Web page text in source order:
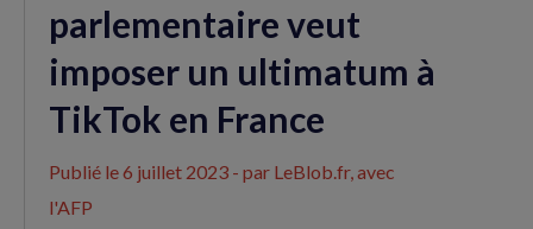
parlementaire veut
imposer un ultimatum à
TikTok en France
Publié le6 juillet 2023 - par LeBlob.fr, avec
l'AFP